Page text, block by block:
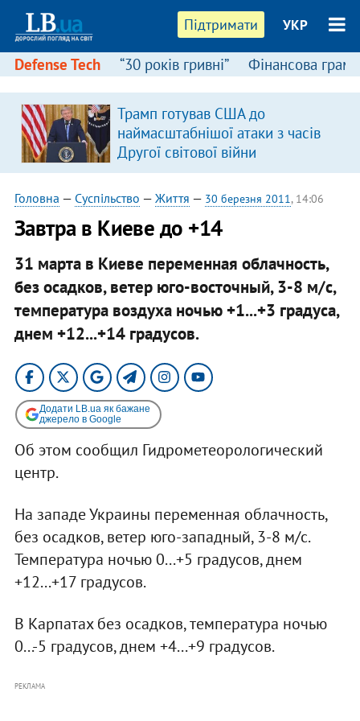
Підтримати УКР
Defense Tech “30 років гривні” Фінансова
Трамп готував США до
наймасштабнішої атаки з часів
Другої світової війни
Головна — Суспільство — Життя — 30 березня 2011, 14:06
Завтра в Киеве до +14
31 марта в Киеве переменная облачность,
без осадков, ветер юго-восточный, 3-8 м/с,
температура воздуха ночью +1...+3 градуса,
днем +12...+14 градусов.
Додати LB.ua як бажане
джерело в Google
Об этом сообщил Гидрометеорологический
центр.
На западе Украины переменная облачность,
без осадков, ветер юго-западный, 3-8 м/с.
Температура ночью 0...+5 градусов, днем
+12...+17 градусов.
В Карпатах без осадков, температура ночью
0...-5 градусов, днем +4...+9 градусов.
РЕКЛАМА